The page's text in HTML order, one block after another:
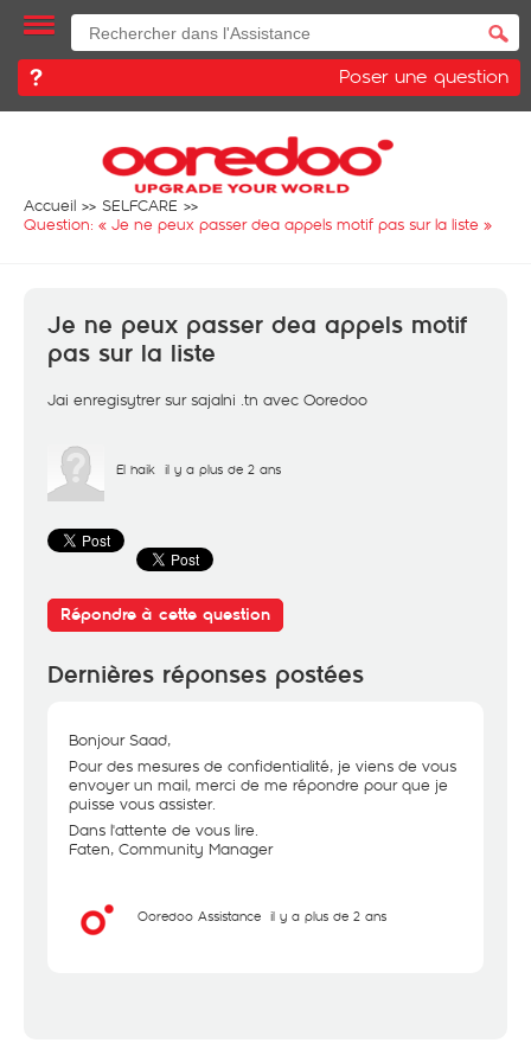
Poser une question
Accueil
SELFCARE
Question: « Je ne peux passer dea appels motif pas sur la liste »
Je ne peux passer dea appels motif
pas sur la liste
Jai enregisytrer sur sajalni .tn avec Ooredoo
El haik il y a plus de 2 ans
Répondre à cette question
Dernières réponses postées
Bonjour Saad,
Pour des mesures de confidentialité, je viens de vous
envoyer un mail, merci de me répondre pour que je
puisse vous assister.
Dans l'attente de vous lire.
Faten, Community Manager
Ooredoo Assistance il y a plus de 2 ans